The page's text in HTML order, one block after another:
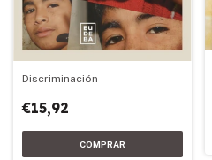
Discriminación
€15,92